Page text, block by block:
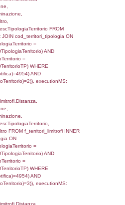
a2p.Cognome, a2p.Nome
a2rp INNER JOIN
= a2p.IDPersonale
AND
0.0023651123046875
Cognome, Nome FROM
INNER JOIN
=
WHERE
0.00097393989562988
cod_ipa_aoo.des_amm,
d1_controlli.Provincia,
d1_controlli.Via,